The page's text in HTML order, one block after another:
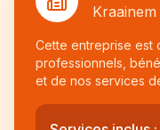
Kraainem
Cette entreprise est
professionnels,
et de nos services